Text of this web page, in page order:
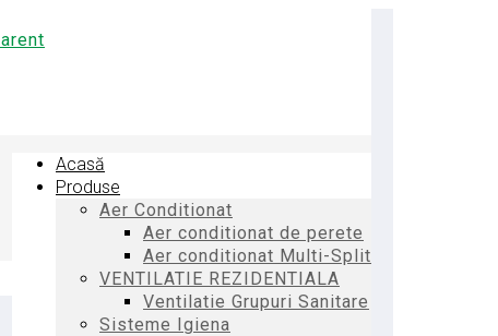
Acasă
Produse
Aer Conditionat
Aer conditionat de perete
Aer conditionat Multi-Split
VENTILATIE REZIDENTIALA
Ventilatie Grupuri Sanitare
Sisteme Igiena